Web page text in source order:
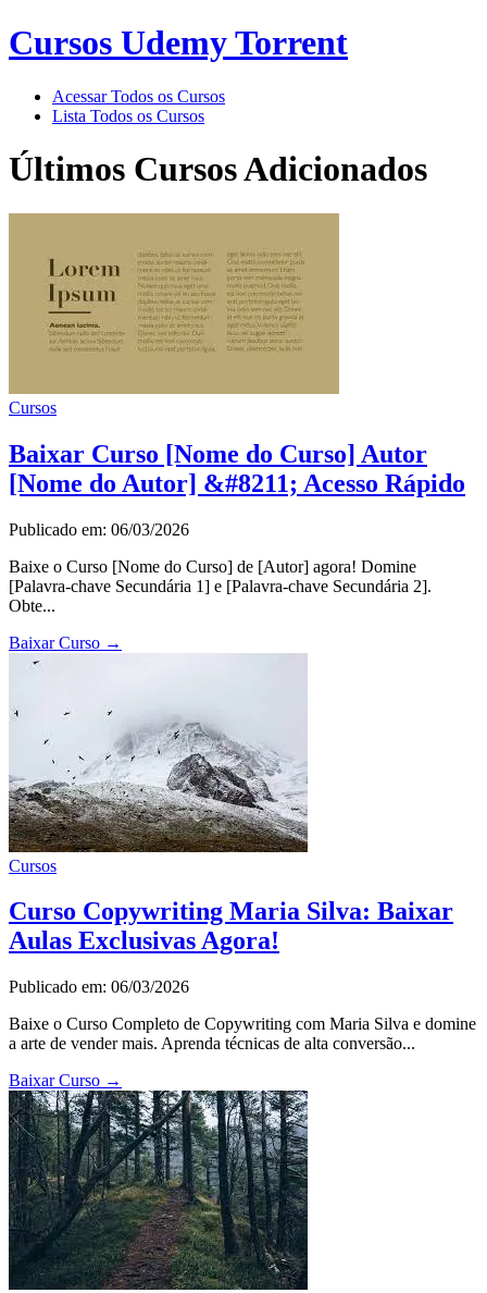
Cursos Udemy Torrent
Acessar Todos os Cursos
Lista Todos os Cursos
Últimos Cursos Adicionados
Cursos
Baixar Curso [Nome do Curso] Autor
[Nome do Autor] &#8211; Acesso Rápido
Publicado em: 06/03/2026
Baixe o Curso [Nome do Curso] de [Autor] agora! Domine
[Palavra-chave Secundária 1] e [Palavra-chave Secundária 2].
Obte...
Baixar Curso →
Cursos
Curso Copywriting Maria Silva: Baixar
Aulas Exclusivas Agora!
Publicado em: 06/03/2026
Baixe o Curso Completo de Copywriting com Maria Silva e domine
a arte de vender mais. Aprenda técnicas de alta conversão...
Baixar Curso →